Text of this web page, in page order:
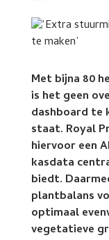
Met bijna 80
is het geen
dashboard te
staat. Royal
hiervoor een
kasdata
biedt.
plantbalans
optimaal
vegetatieve